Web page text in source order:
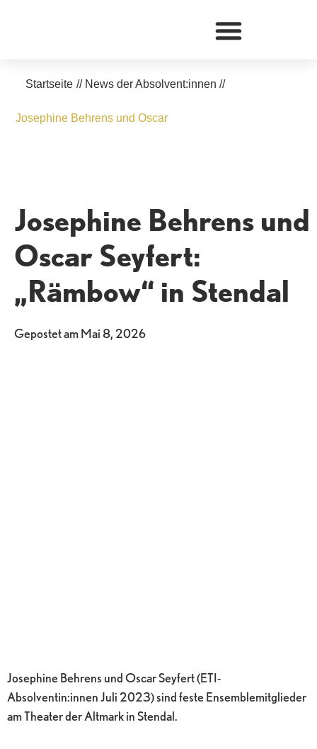
Startseite // News der Absolvent:innen //
Josephine Behrens und Oscar
Josephine Behrens und
Oscar Seyfert:
„Rämbow“ in Stendal
Gepostet amMai 8, 2026
Josephine Behrens und Oscar Seyfert (ETI-
Absolventin:innen Juli 2023) sind feste Ensemblemitglieder
am Theater der Altmark in Stendal.